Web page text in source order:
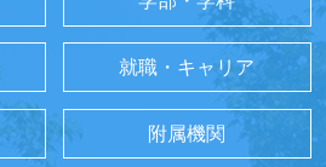
就職・キャリア
附属機関